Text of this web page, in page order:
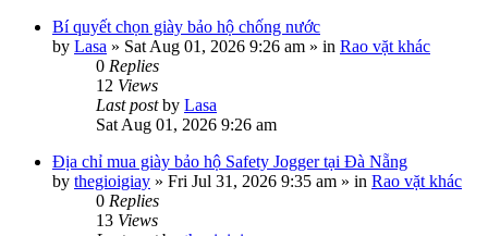
Bí quyết chọn giày bảo hộ chống nước
by Lasa » Sat Aug 01, 2026 9:26 am » in Rao vặt khác
0 Replies
12 Views
Last postby Lasa
Sat Aug 01, 2026 9:26 am
Địa chỉ mua giày bảo hộ Safety Jogger tại Đà Nẵng
by thegioigiay » Fri Jul 31, 2026 9:35 am » in Rao vặt khác
0 Replies
13 Views